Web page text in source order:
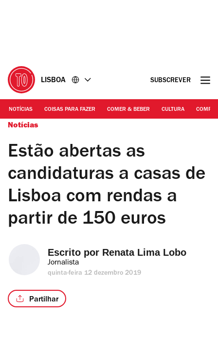
LISBOA SUBSCREVER
NOTÍCIAS COISAS PARA FAZER COMER & BEBER CULTURA
Notícias
Estão abertas as
candidaturas a casas de
Lisboa com rendas a
partir de 150 euros
Escrito por Renata Lima Lobo
Jornalista
quinta-feira 12 dezembro 2019
Partilhar